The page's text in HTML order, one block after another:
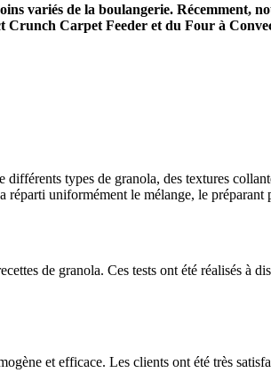
variés de la boulangerie. Récemment,
Crunch Carpet Feeder et du Four à
types de granola, des textures
uniformément le mélange, le préparant
de granola. Ces tests ont été réalisés à
et efficace. Les clients ont été très